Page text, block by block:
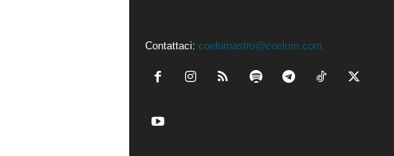
Contattaci: coelumastro@coelum.com